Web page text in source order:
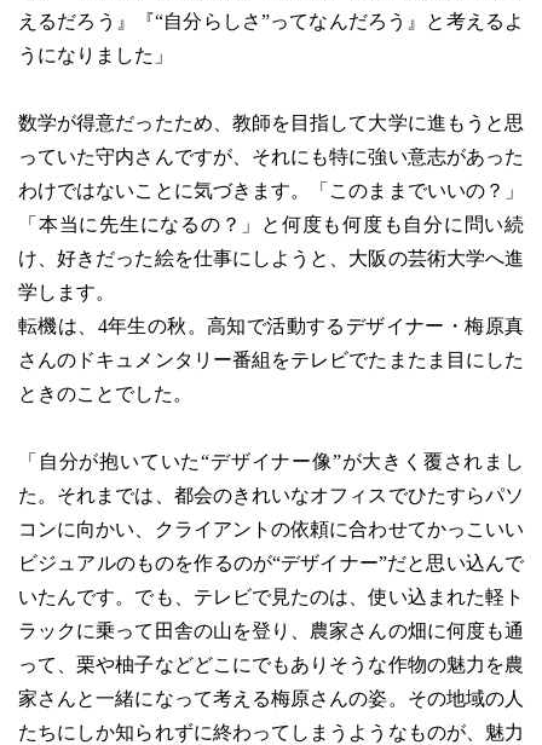
えるだろう』『“自分らしさ”ってなんだろう』と考えるよ
うになりました」
数学が得意だったため、教師を目指して大学に進もうと思
っていた守内さんですが、それにも特に強い意志があった
わけではないことに気づきます。「このままでいいの？」
「本当に先生になるの？」と何度も何度も自分に問い続
け、好きだった絵を仕事にしようと、大阪の芸術大学へ進
学します。
転機は、4年生の秋。高知で活動するデザイナー・梅原真
さんのドキュメンタリー番組をテレビでたまたま目にした
ときのことでした。
「自分が抱いていた“デザイナー像”が大きく覆されまし
た。それまでは、都会のきれいなオフィスでひたすらパソ
コンに向かい、クライアントの依頼に合わせてかっこいい
ビジュアルのものを作るのが“デザイナー”だと思い込んで
いたんです。でも、テレビで見たのは、使い込まれた軽ト
ラックに乗って田舎の山を登り、農家さんの畑に何度も通
って、栗や柚子などどこにでもありそうな作物の魅力を農
家さんと一緒になって考える梅原さんの姿。その地域の人
たちにしか知られずに終わってしまうようなものが、魅力